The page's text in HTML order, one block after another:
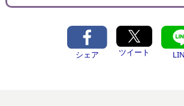
シェア ツイート